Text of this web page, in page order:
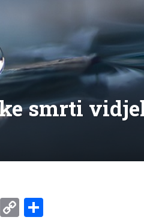
smrti
CopyShare